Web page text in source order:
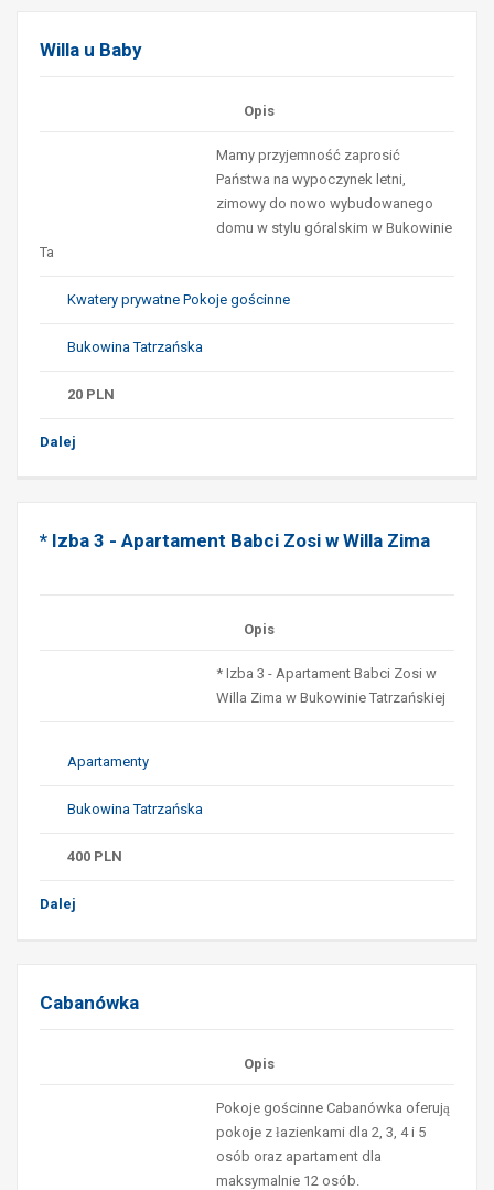
Willa u Baby
Opis
Mamy przyjemność zaprosić
Państwa na wypoczynek letni,
zimowy do nowo wybudowanego
domu w stylu góralskim w Bukowinie
Ta
Kwatery prywatne Pokoje gościnne
Bukowina Tatrzańska
20 PLN
Dalej
* Izba 3 - Apartament Babci Zosi w Willa Zima
Opis
* Izba 3 - Apartament Babci Zosi w
Willa Zima w Bukowinie Tatrzańskiej
Apartamenty
Bukowina Tatrzańska
400 PLN
Dalej
Cabanówka
Opis
Pokoje gościnne Cabanówka oferują
pokoje z łazienkami dla 2, 3, 4 i 5
osób oraz apartament dla
maksymalnie 12 osób.